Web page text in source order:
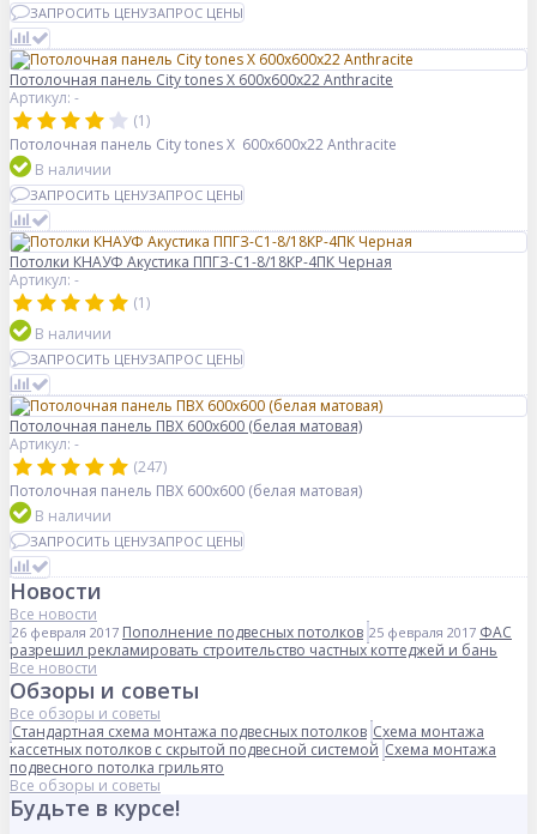
ЗАПРОСИТЬ ЦЕНУЗАПРОС ЦЕНЫ
Потолочная панель City tones X 600x600x22 Anthracite
Артикул: -
(1)
Потолочная панель City tones X 600x600x22 Anthracite
В наличии
ЗАПРОСИТЬ ЦЕНУЗАПРОС ЦЕНЫ
Потолки КНАУФ Акустика ППГЗ-С1-8/18КР-4ПК Черная
Артикул: -
(1)
В наличии
ЗАПРОСИТЬ ЦЕНУЗАПРОС ЦЕНЫ
Потолочная панель ПВХ 600х600 (белая матовая)
Артикул: -
(247)
Потолочная панель ПВХ 600х600 (белая матовая)
В наличии
ЗАПРОСИТЬ ЦЕНУЗАПРОС ЦЕНЫ
Новости
Все новости
26 февраля 2017 Пополнение подвесных потолков 25 февраля 2017 ФАС
разрешил рекламировать строительство частных коттеджей и бань
Все новости
Обзоры и советы
Все обзоры и советы
Стандартная схема монтажа подвесных потолков Схема монтажа
кассетных потолков с скрытой подвесной системой Схема монтажа
подвесного потолка грильято
Все обзоры и советы
Будьте в курсе!